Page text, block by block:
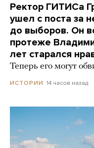
Ректор ГИТИСа
ушел с поста за
до выборов. Он
протеже
лет старался
Теперь его могут
ИСТОРИИ 14 часов назад